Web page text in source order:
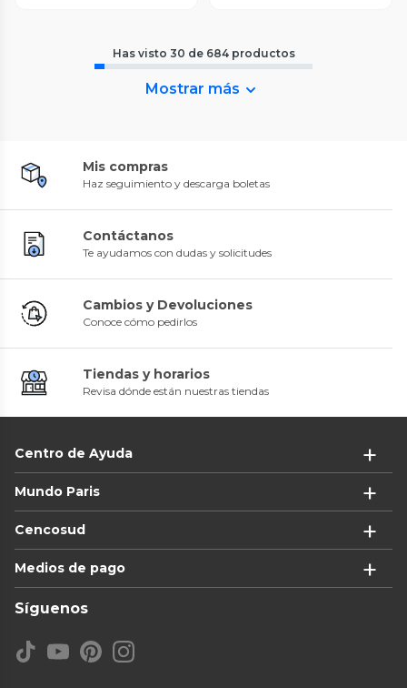
Has visto 30 de 684 productos
Mostrar más
Mis compras
Haz seguimiento y descarga boletas
Contáctanos
Te ayudamos con dudas y solicitudes
Cambios y Devoluciones
Conoce cómo pedirlos
Tiendas y horarios
Revisa dónde están nuestras tiendas
Centro de Ayuda
Mundo Paris
Cencosud
Medios de pago
Síguenos